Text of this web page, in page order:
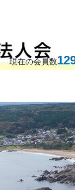
現在の会員数